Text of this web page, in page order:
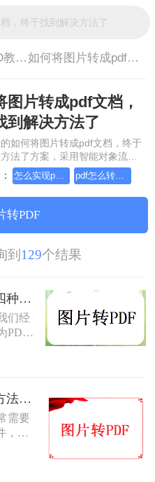
PDF转WORD教程> 如何将图片转成pdf文档，终于找到解决方法了
图片转成pdf文档，
到解决方法了
如何将图片转成pdf文档，终于
法了方案，采用智能对象流重
保文档1:1高保真还原且排版不
一键批量处理，全链路 SSL 加
安全。助您快速实现如何将图
文档，终于找到解决方法了，无
效办公。
怎么实现pdf转Word？详细方法教学
转PDF
到 129个结果
图片怎么转pdf格式免费？四种方法对比与实操指南（附详细表格）!
们经
PDF
。无
，还
最适
四种
怎么图片转pdf？五种免费方法对比与实操指南（附详细表格）！
需要
，以
制作
证件